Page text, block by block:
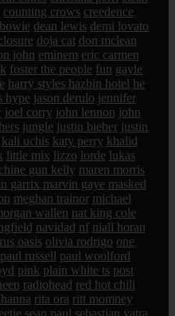
counting crows creedence
dean lewis demi lovato
doja cat don mclean
john eminem eric carmen
foster the people fun gayle
harry styles hazbin hotel he
hype jason derulo jennifer
joel corry john lennon john
jungle justin bieber justin
kali uchis katy perry khalid
little mix lizzo lorde lukas
gun kelly maren morris
garrix marvin gaye masked
meghan trainor michael
wallen nat king cole
navidad nf niall horan
oasis olivia rodrigo one
paul russell paul woolford
pink plain white ts post
radiohead red hot chili
rita ora ritt momney
sean paul sebastian yatra